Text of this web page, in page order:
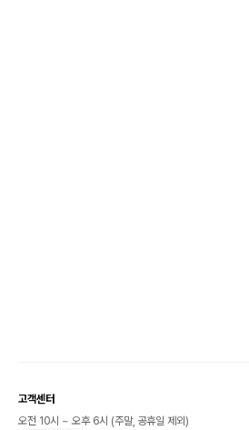
고객센터
오전 10시 ~ 오후 6시 (주말, 공휴일 제외)